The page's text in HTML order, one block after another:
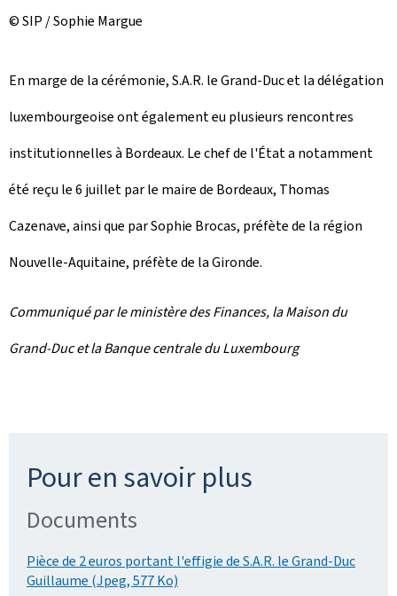
© SIP / Sophie Margue
En marge de la cérémonie, S.A.R. le Grand-Duc et la délégation
luxembourgeoise ont également eu plusieurs rencontres
institutionnelles à Bordeaux. Le chef de l'État a notamment
été reçu le 6 juillet par le maire de Bordeaux, Thomas
Cazenave, ainsi que par Sophie Brocas, préfète de la région
Nouvelle-Aquitaine, préfète de la Gironde.
Communiqué par le ministère des Finances, la Maison du
Grand-Duc et la Banque centrale du Luxembourg
Pour en savoir plus
Documents
Pièce de 2 euros portant l'effigie de S.A.R. le Grand-Duc
Guillaume (Jpeg, 577 Ko)